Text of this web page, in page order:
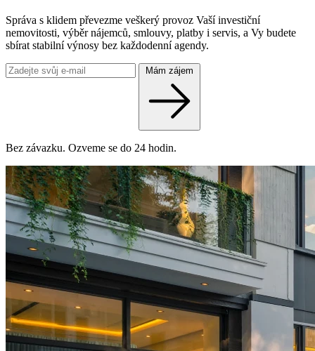
Správa s klidem převezme veškerý provoz Vaší investiční
nemovitosti, výběr nájemců, smlouvy, platby i servis, a Vy budete
sbírat stabilní výnosy bez každodenní agendy.
Mám zájem
Bez závazku. Ozveme se do 24 hodin.